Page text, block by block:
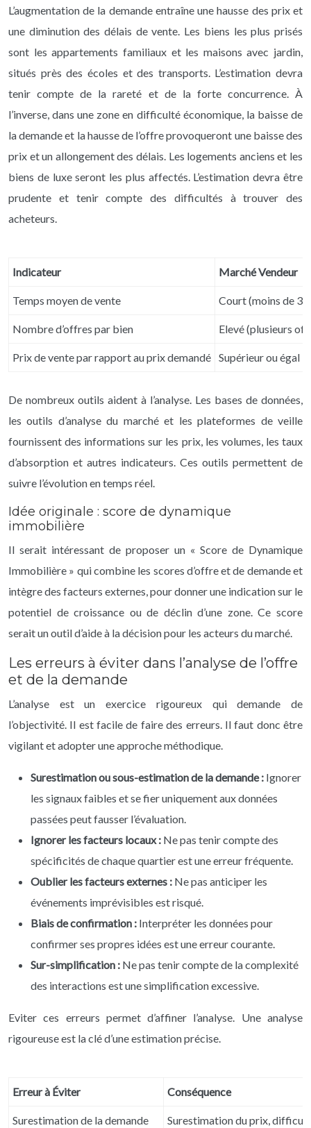
L’augmentation de la demande entraîne une hausse des prix et
une diminution des délais de vente. Les biens les plus prisés
sont les appartements familiaux et les maisons avec jardin,
situés près des écoles et des transports. L’estimation devra
tenir compte de la rareté et de la forte concurrence. À
l’inverse, dans une zone en difficulté économique, la baisse de
la demande et la hausse de l’offre provoqueront une baisse des
prix et un allongement des délais. Les logements anciens et les
biens de luxe seront les plus affectés. L’estimation devra être
prudente et tenir compte des difficultés à trouver des
acheteurs.
Indicateur Marché Vendeur
Temps moyen de vente Court (moins de 3
Nombre d’offres par bien Elevé (plusieurs
Prix de vente par rapport au prix demandé Supérieur ou égal
De nombreux outils aident à l’analyse. Les bases de données,
les outils d’analyse du marché et les plateformes de veille
fournissent des informations sur les prix, les volumes, les taux
d’absorption et autres indicateurs. Ces outils permettent de
suivre l’évolution en temps réel.
Idée originale : score de dynamique
immobilière
Il serait intéressant de proposer un « Score de Dynamique
Immobilière » qui combine les scores d’offre et de demande et
intègre des facteurs externes, pour donner une indication sur le
potentiel de croissance ou de déclin d’une zone. Ce score
serait un outil d’aide à la décision pour les acteurs du marché.
Les erreurs à éviter dans l’analyse de l’offre
et de la demande
L’analyse est un exercice rigoureux qui demande de
l’objectivité. Il est facile de faire des erreurs. Il faut donc être
vigilant et adopter une approche méthodique.
Surestimation ou sous-estimation de la demande : Ignorer
les signaux faibles et se fier uniquement aux données
passées peut fausser l’évaluation.
Ignorer les facteurs locaux : Ne pas tenir compte des
spécificités de chaque quartier est une erreur fréquente.
Oublier les facteurs externes : Ne pas anticiper les
événements imprévisibles est risqué.
Biais de confirmation : Interpréter les données pour
confirmer ses propres idées est une erreur courante.
Sur-simplification : Ne pas tenir compte de la complexité
des interactions est une simplification excessive.
Eviter ces erreurs permet d’affiner l’analyse. Une analyse
rigoureuse est la clé d’une estimation précise.
Erreur à Éviter Conséquence
Surestimation de la demande Surestimation du prix,